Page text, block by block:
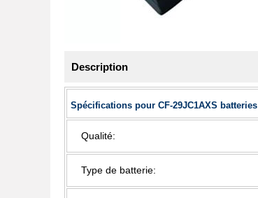
Description
Spécifications pour CF-29JC1AXS batteries
Qualité:
Type de batterie: